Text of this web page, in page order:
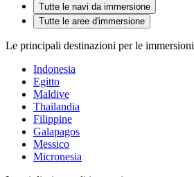
Tutte le navi da immersione
Tutte le aree d'immersione
Le principali destinazioni per le immersioni
Indonesia
Egitto
Maldive
Thailandia
Filippine
Galapagos
Messico
Micronesia